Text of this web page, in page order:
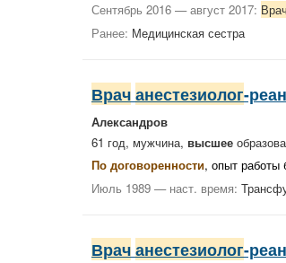
Сентябрь 2016 — август 2017: Врач
Ранее: Медицинская сестра
Врач анестезиолог-
Александров
61 год, мужчина, высшее
По договоренности, опыт работы
Июль 1989 — наст. время:
Врач анестезиолог-